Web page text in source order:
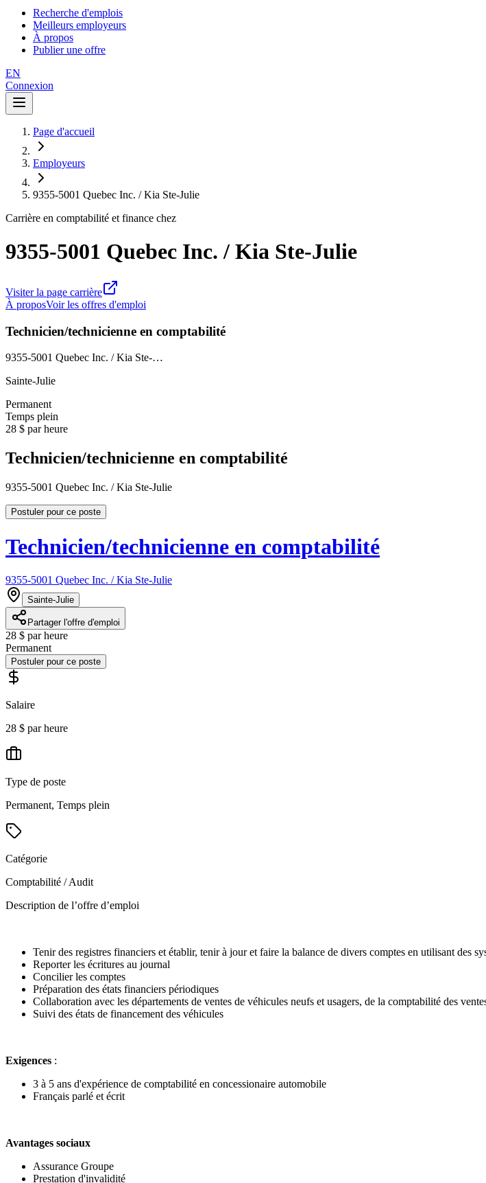
Recherche d'emplois
Meilleurs employeurs
À propos
Publier une offre
EN
Connexion
Page d'accueil
Employeurs
9355-5001 Quebec Inc. / Kia Ste-Julie
Carrière en comptabilité et finance chez
9355-5001 Quebec Inc. / Kia Ste-Julie
Visiter la page carrière
À proposVoir les offres d'emploi
Technicien/technicienne en comptabilité
9355-5001 Quebec Inc. / Kia Ste-…
Sainte-Julie
Permanent
Temps plein
28 $ par heure
Technicien/technicienne en comptabilité
9355-5001 Quebec Inc. / Kia Ste-Julie
Postuler pour ce poste
Technicien/technicienne en comptabilité
9355-5001 Quebec Inc. / Kia Ste-Julie
Sainte-Julie
Partager l'offre d'emploi
28 $ par heure
Permanent
Postuler pour ce poste
Salaire
28 $ par heure
Type de poste
Permanent, Temps plein
Catégorie
Comptabilité / Audit
Description de l’offre d’emploi
Tenir des registres financiers et établir, tenir à jour et faire la balance de divers comptes en utilisant des
Reporter les écritures au journal
Concilier les comptes
Préparation des états financiers périodiques
Collaboration avec les départements de ventes de véhicules neufs et usagers, de la comptabilité des
Suivi des états de financement des véhicules
Exigences :
3 à 5 ans d'expérience de comptabilité en concessionaire automobile
Français parlé et écrit
Avantages sociaux
Assurance Groupe
Prestation d'invalidité